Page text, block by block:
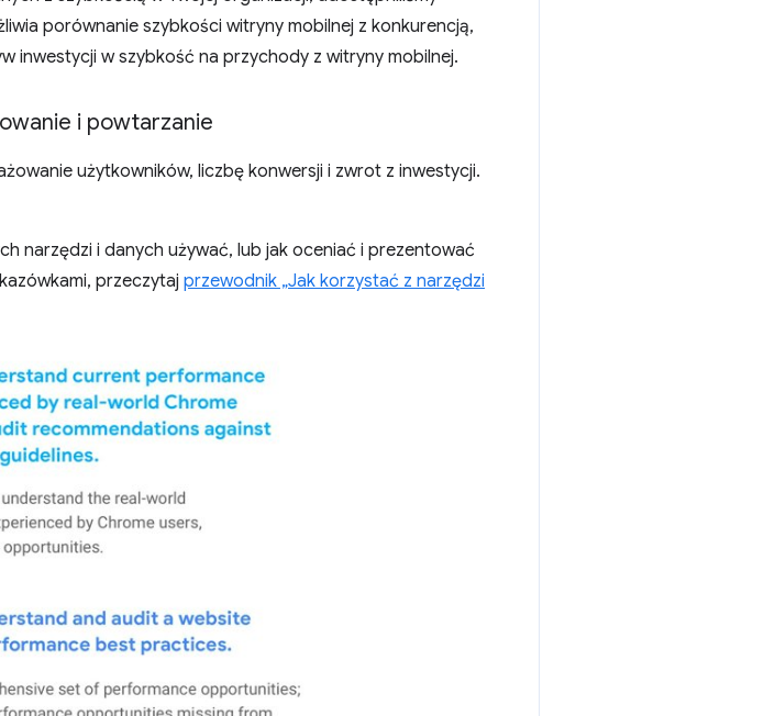
porównanie szybkości witryny mobilnej z konkurencją,
inwestycji w szybkość na przychody z witryny mobilnej.
i powtarzanie
użytkowników, liczbę konwersji i zwrot z inwestycji.
narzędzi i danych używać, lub jak oceniać i prezentować
przeczytaj przewodnik „Jak korzystać z narzędzi